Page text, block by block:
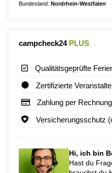
Bundesland: Nordrhein-Westfalen
campcheck24 PLUS
Qualitätsgeprüfte
Zertifizierte
Zahlung per
Versicherungsschutz
Hi, ich bin
Hast du